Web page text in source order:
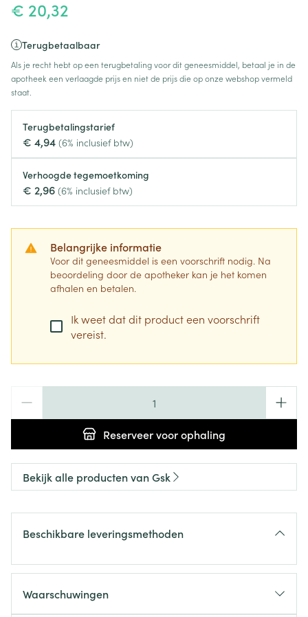
€ 20,32
Terugbetaalbaar
Als je recht hebt op een terugbetaling voor dit geneesmiddel, betaal je in de
apotheek een verlaagde prijs en niet de prijs die op onze webshop vermeld
staat.
Terugbetalingstarief
€ 4,94 (6% inclusief btw)
Verhoogde tegemoetkoming
€ 2,96 (6% inclusief btw)
Belangrijke informatie
Voor dit geneesmiddel is een voorschrift nodig. Na
beoordeling door de apotheker kan je het komen
afhalen en betalen.
Ik weet dat dit product een voorschrift
vereist.
Reserveervoor ophaling
Bekijk alle producten van Gsk
Beschikbare leveringsmethoden
Waarschuwingen